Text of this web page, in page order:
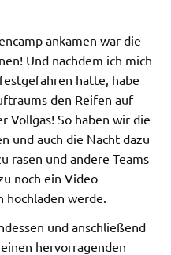
ankamen war die
Und nachdem ich mich
hatte, habe
den Reifen auf
Vollgas! So haben wir die
und auch die Nacht dazu
rasen und andere Teams
noch ein Video
hochladen werde.
und anschließend
hervorragenden